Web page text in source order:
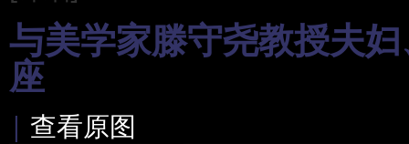
与美学家滕守尧教授夫
座
| 查看原图